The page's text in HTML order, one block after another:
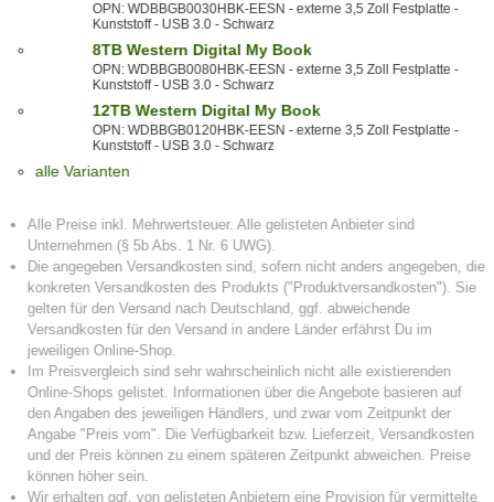
OPN: WDBBGB0030HBK-EESN - externe 3,5 Zoll Festplatte -
Kunststoff - USB 3.0 - Schwarz
8TB Western Digital My Book
OPN: WDBBGB0080HBK-EESN - externe 3,5 Zoll Festplatte -
Kunststoff - USB 3.0 - Schwarz
12TB Western Digital My Book
OPN: WDBBGB0120HBK-EESN - externe 3,5 Zoll Festplatte -
Kunststoff - USB 3.0 - Schwarz
alle Varianten